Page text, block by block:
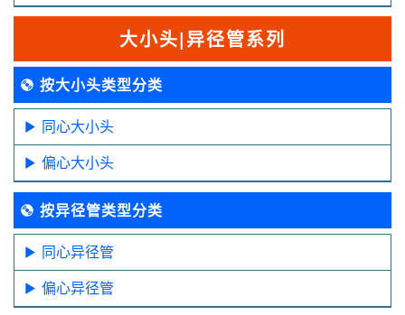
大小头|异径管系列
按大小头类型分类
同心大小头
偏心大小头
按异径管类型分类
同心异径管
偏心异径管